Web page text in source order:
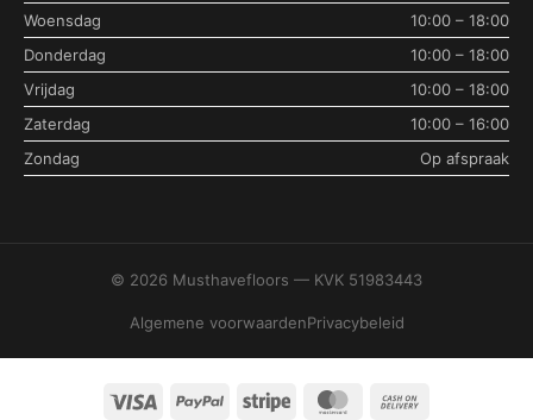
Woensdag
10:00 – 18:00
Donderdag
10:00 – 18:00
Vrijdag
10:00 – 18:00
Zaterdag
10:00 – 16:00
Zondag
Op afspraak
© 2026 Musthavefloors — KVK 51983443
Algemene voorwaardenPrivacybeleid
Visa PayPal Stripe MasterCard